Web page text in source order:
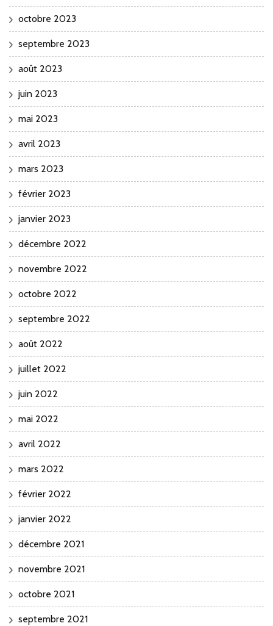
octobre 2023
septembre 2023
août 2023
juin 2023
mai 2023
avril 2023
mars 2023
février 2023
janvier 2023
décembre 2022
novembre 2022
octobre 2022
septembre 2022
août 2022
juillet 2022
juin 2022
mai 2022
avril 2022
mars 2022
février 2022
janvier 2022
décembre 2021
novembre 2021
octobre 2021
septembre 2021